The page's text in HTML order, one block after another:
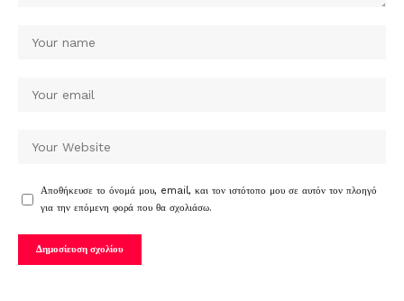
Αποθήκευσε το όνομά μου, email, και τον ιστότοπο μου σε αυτόν τον πλοηγό
για την επόμενη φορά που θα σχολιάσω.